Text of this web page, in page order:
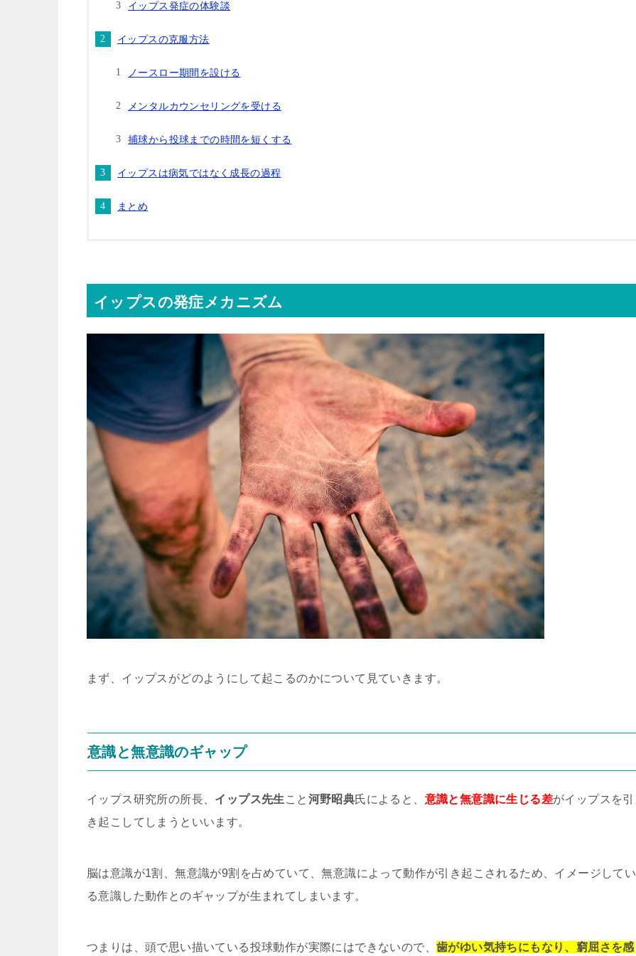
イップス発症の体験談
イップスの克服方法
ノースロー期間を設ける
メンタルカウンセリングを受ける
捕球から投球までの時間を短くする
イップスは病気ではなく成長の過程
まとめ
イップスの発症メカニズム
まず、イップスがどのようにして起こるのかについて見ていきます。
意識と無意識のギャップ
イップス研究所の所長、 イップス先生 こと 河野昭典氏によると、 意識と無意識に生じる差がイップスを引
き起こしてしまうといいます。
脳は意識が1割、無意識が9割を占めていて、無意識によって動作が引き起こされるため、イメージしてい
る意識した動作とのギャップが生まれてしまいます。
つまりは、頭で思い描いている投球動作が実際にはできないので、 歯がゆい気持ちにもなり、窮屈さを感